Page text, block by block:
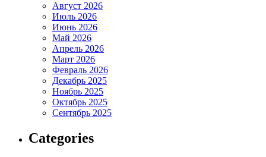
Август 2026
Июль 2026
Июнь 2026
Май 2026
Апрель 2026
Март 2026
Февраль 2026
Декабрь 2025
Ноябрь 2025
Октябрь 2025
Сентябрь 2025
Categories